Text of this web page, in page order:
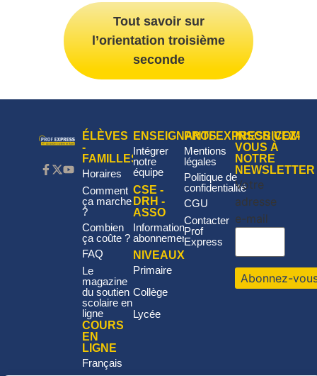
Tout savoir sur
l’orientation troisième
seconde
ÉLÈVES
-
FAMILLES
Horaires
Comment
ça marche
?
Combien
ça coûte ?
FAQ
Le
magazine
du soutien
scolaire en
ligne
COURS
EN
LIGNE
Français
ENSEIGNANTS
Intégrer
notre
équipe
CSE -
DRH -
ASSO
Informations
abonnement
NIVEAUX
Primaire
Collège
Lycée
PROFEXPRESS.COM
Mentions
légales
Politique de
confidentialité
CGU
Contacter
Prof
Express
INSCRIVEZ-
VOUS À
NOTRE
NEWSLETTER
Votre
adresse
e-mail